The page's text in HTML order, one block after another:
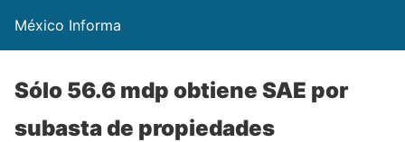
México Informa
Sólo 56.6 mdp obtiene SAE por
subasta de propiedades